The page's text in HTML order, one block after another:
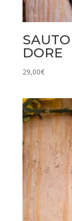
DORE
29,00€